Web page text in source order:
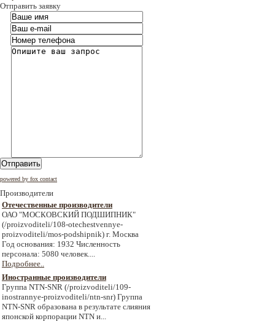
Отправить заявку
Отправить
powered by fox contact
Производители
Отечественные производители
ОАО "МОСКОВСКИЙ ПОДШИПНИК"
(/proizvoditeli/108-otechestvennye-
proizvoditeli/mos-podshipnik) г. Москва
Год основания: 1932 Численность
персонала: 5080 человек....
Подробнее..
Иностранные производители
Группа NTN-SNR (/proizvoditeli/109-
inostrannye-proizvoditeli/ntn-snr) Группа
NTN-SNR образована в результате слияния
японской корпорации NTN и...